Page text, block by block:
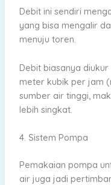
Debit ini sendiri
yang bisa mengalir
menuju toren.
Debit biasanya
meter kubik per jam
sumber air tinggi,
lebih singkat.
4. Sistem Pompa
Pemakaian pompa
air juga jadi